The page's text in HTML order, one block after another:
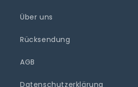
Über uns
Rücksendung
AGB
Datenschutzerklärung